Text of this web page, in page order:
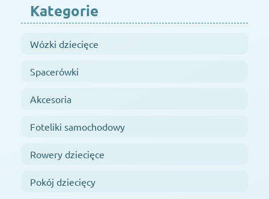
Kategorie
Wózki dziecięce
Spacerówki
Akcesoria
Foteliki samochodowy
Rowery dziecięce
Pokój dziecięcy